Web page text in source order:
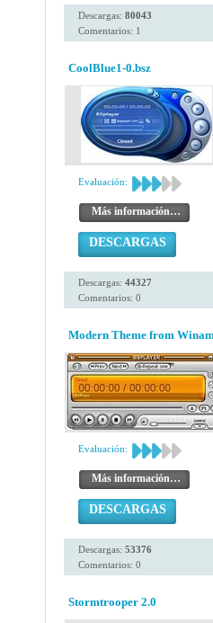
Descargas: 80043
Comentarios: 1
CoolBlue1-0.bsz
Evaluación:
Más información…
DESCARGAS
Descargas: 44327
Comentarios: 0
Modern Theme from
Evaluación:
Más información…
DESCARGAS
Descargas: 53376
Comentarios: 0
Stormtrooper 2.0